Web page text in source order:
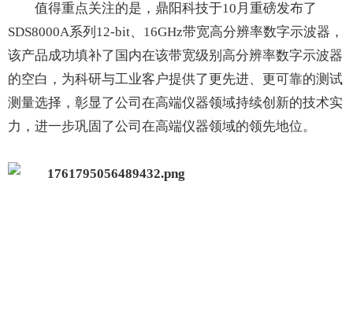
值得重点关注的是，鼎阳科技于10月重磅发布了
SDS8000A系列12-bit、16GHz带宽高分辨率数字示波器，
该产品成功填补了国内在该带宽级别高分辨率数字示波器
的空白，为科研与工业客户提供了更先进、更可靠的测试
测量选择，彰显了公司在高端仪器领域持续创新的技术实
力，进一步巩固了公司在高端仪器领域的领先地位。